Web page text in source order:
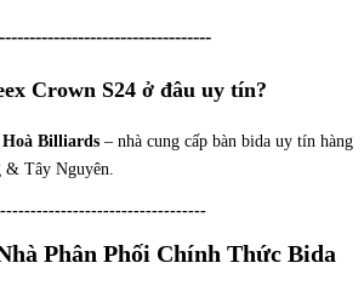
Crown S24 ở đâu uy tín?
Hoà Billiards – nhà cung cấp bàn bida uy tín hàng
& Tây Nguyên.
Phân Phối Chính Thức Bida